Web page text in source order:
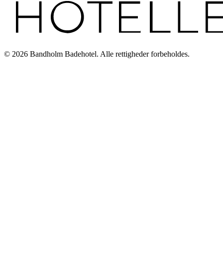
© 2026 Bandholm Badehotel. Alle rettigheder forbeholdes.